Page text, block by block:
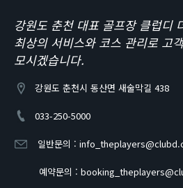
강원도 춘천 대표 골프장 클럽디
최상의 서비스와 코스 관리로 고
모시겠습니다.
강원도 춘천시 동산면 새술막길 438
033-250-5000
일반문의 :
예약문의 :